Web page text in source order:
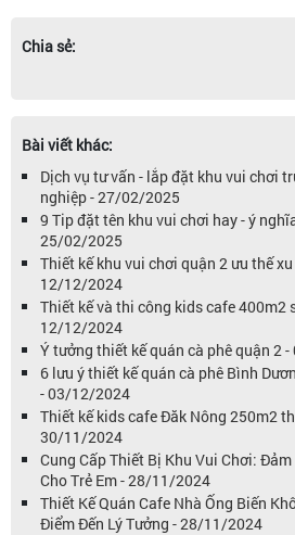
Chia sẻ:
Bài viết khác:
Dịch vụ tư vấn - lắp đặt khu vui chơi
nghiệp - 27/02/2025
9 Tip đặt tên khu vui chơi hay - ý
25/02/2025
Thiết kế khu vui chơi quận 2 ưu thế
12/12/2024
Thiết kế và thi công kids cafe 400m2
12/12/2024
Ý tưởng thiết kế quán cà phê quận 2
6 lưu ý thiết kế quán cà phê Bình
- 03/12/2024
Thiết kế kids cafe Đăk Nông 250m2
30/11/2024
Cung Cấp Thiết Bị Khu Vui Chơi:
Cho Trẻ Em - 28/11/2024
Thiết Kế Quán Cafe Nhà Ống Biến
Điểm Đến Lý Tưởng - 28/11/2024